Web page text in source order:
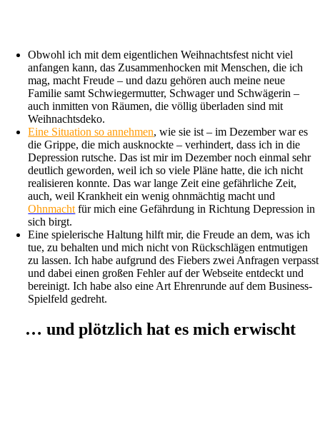
Obwohl ich mit dem eigentlichen Weihnachtsfest nicht viel
anfangen kann, das Zusammenhocken mit Menschen, die ich
mag, macht Freude – und dazu gehören auch meine neue
Familie samt Schwiegermutter, Schwager und Schwägerin –
auch inmitten von Räumen, die völlig überladen sind mit
Weihnachtsdeko.
Eine Situation so annehmen, wie sie ist – im Dezember war es
die Grippe, die mich ausknockte – verhindert, dass ich in die
Depression rutsche. Das ist mir im Dezember noch einmal sehr
deutlich geworden, weil ich so viele Pläne hatte, die ich nicht
realisieren konnte. Das war lange Zeit eine gefährliche Zeit,
auch, weil Krankheit ein wenig ohnmächtig macht und
Ohnmacht für mich eine Gefährdung in Richtung Depression in
sich birgt.
Eine spielerische Haltung hilft mir, die Freude an dem, was ich
tue, zu behalten und mich nicht von Rückschlägen entmutigen
zu lassen. Ich habe aufgrund des Fiebers zwei Anfragen verpasst
und dabei einen großen Fehler auf der Webseite entdeckt und
bereinigt. Ich habe also eine Art Ehrenrunde auf dem Business-
Spielfeld gedreht.
… und plötzlich hat es mich erwischt